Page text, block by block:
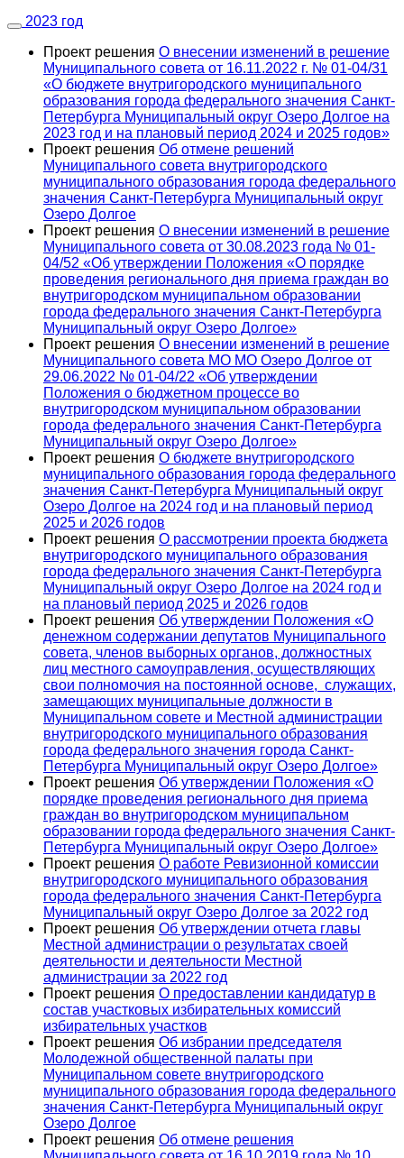
2023 год
Проект решения О внесении изменений в решение
Муниципального совета от 16.11.2022 г. № 01-04/31
«О бюджете внутригородского муниципального
образования города федерального значения Санкт-
Петербурга Муниципальный округ Озеро Долгое на
2023 год и на плановый период 2024 и 2025 годов»
Проект решения Об отмене решений
Муниципального совета внутригородского
муниципального образования города федерального
значения Санкт-Петербурга Муниципальный округ
Озеро Долгое
Проект решения О внесении изменений в решение
Муниципального совета от 30.08.2023 года № 01-
04/52 «Об утверждении Положения «О порядке
проведения регионального дня приема граждан во
внутригородском муниципальном образовании
города федерального значения Санкт-Петербурга
Муниципальный округ Озеро Долгое»
Проект решения О внесении изменений в решение
Муниципального совета МО МО Озеро Долгое от
29.06.2022 № 01-04/22 «Об утверждении
Положения о бюджетном процессе во
внутригородском муниципальном образовании
города федерального значения Санкт-Петербурга
Муниципальный округ Озеро Долгое»
Проект решения О бюджете внутригородского
муниципального образования города федерального
значения Санкт-Петербурга Муниципальный округ
Озеро Долгое на 2024 год и на плановый период
2025 и 2026 годов
Проект решения О рассмотрении проекта бюджета
внутригородского муниципального образования
города федерального значения Санкт-Петербурга
Муниципальный округ Озеро Долгое на 2024 год и
на плановый период 2025 и 2026 годов
Проект решения Об утверждении Положения «О
денежном содержании депутатов Муниципального
совета, членов выборных органов, должностных
лиц местного самоуправления, осуществляющих
свои полномочия на постоянной основе, служащих,
замещающих муниципальные должности в
Муниципальном совете и Местной администрации
внутригородского муниципального образования
города федерального значения города Санкт-
Петербурга Муниципальный округ Озеро Долгое»
Проект решения Об утверждении Положения «О
порядке проведения регионального дня приема
граждан во внутригородском муниципальном
образовании города федерального значения Санкт-
Петербурга Муниципальный округ Озеро Долгое»
Проект решения О работе Ревизионной комиссии
внутригородского муниципального образования
города федерального значения Санкт-Петербурга
Муниципальный округ Озеро Долгое за 2022 год
Проект решения Об утверждении отчета главы
Местной администрации о результатах своей
деятельности и деятельности Местной
администрации за 2022 год
Проект решения О предоставлении кандидатур в
состав участковых избирательных комиссий
избирательных участков
Проект решения Об избрании председателя
Молодежной общественной палаты при
Муниципальном совете внутригородского
муниципального образования города федерального
значения Санкт-Петербурга Муниципальный округ
Озеро Долгое
Проект решения Об отмене решения